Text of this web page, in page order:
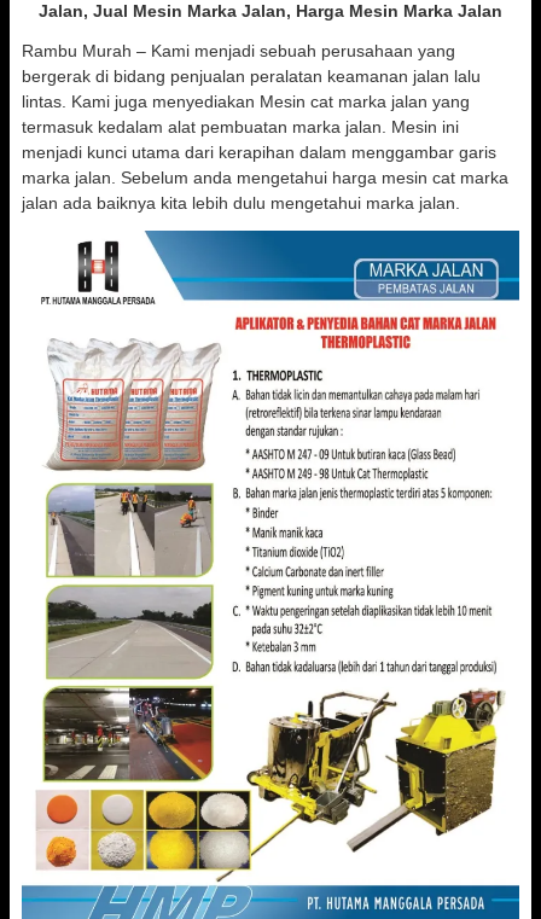
Jalan, Jual Mesin Marka Jalan, Harga Mesin Marka Jalan
Rambu Murah – Kami menjadi sebuah perusahaan yang
bergerak di bidang penjualan peralatan keamanan jalan lalu
lintas. Kami juga menyediakan Mesin cat marka jalan yang
termasuk kedalam alat pembuatan marka jalan. Mesin ini
menjadi kunci utama dari kerapihan dalam menggambar garis
marka jalan. Sebelum anda mengetahui harga mesin cat marka
jalan ada baiknya kita lebih dulu mengetahui marka jalan.